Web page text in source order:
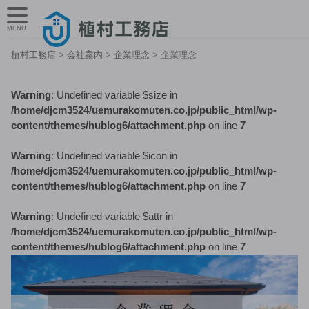
植村工務店 > 会社案内 > 企業理念 > 企業理念
Warning: Undefined variable $size in
/home/djcm3524/uemurakomuten.co.jp/public_html/wp-
content/themes/hublog6/attachment.php on line 7
Warning: Undefined variable $icon in
/home/djcm3524/uemurakomuten.co.jp/public_html/wp-
content/themes/hublog6/attachment.php on line 7
Warning: Undefined variable $attr in
/home/djcm3524/uemurakomuten.co.jp/public_html/wp-
content/themes/hublog6/attachment.php on line 7
MENU